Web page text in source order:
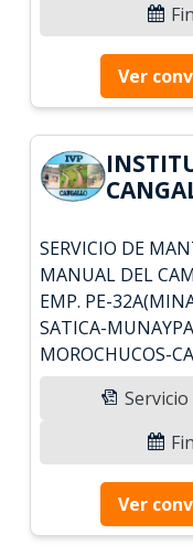
Ver
SERVICIO DE
MANUAL DEL
EMP. PE-
SATICA-
MOROCHUCOS-
Servicio
Ver